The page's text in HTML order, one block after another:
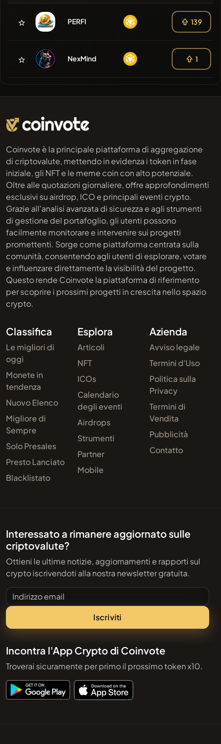
PERFI 139
NexMind 1
Coinvote è la principale piattaforma di aggregazione
di criptovalute, mettendo in evidenza i token in fase
iniziale, gli NFT e le meme coin con alto potenziale.
Oltre alle quotazioni giornaliere, offre approfondimenti
esclusivi su airdrop, ICO e principali eventi crypto.
Grazie all'analisi avanzata di sicurezza e agli strumenti
di gestione del portafoglio, gli utenti possono
facilmente monitorare e intervenire sui progetti
promettenti. Sorge come piattaforma centrata sulla
comunità, consentendo agli utenti di esplorare, votare
e influenzare direttamente la visibilità del progetto.
Questo rende Coinvote la piattaforma di riferimento
per scoprire i prossimi progetti in crescita nello spazio
crypto.
Classifica
Le migliori di
oggi
Monete in
tendenza
Nuovo Elenco
Migliore di
Sempre
Solo Presales
Presto Lanciato
Blacklistato
Esplora
Articoli
NFT
ICOs
Calendario
degli eventi
Airdrops
Strumenti
Partner
Mobile
Azienda
Avviso legale
Termini d'Uso
Politica sulla
Privacy
Termini di
Vendita
Pubblicità
Contatto
Interessato a rimanere aggiornato sulle
criptovalute?
Ottieni le ultime notizie, aggiornamenti e rapporti sul
crypto iscrivendoti alla nostra newsletter gratuita.
Indirizzo email
Iscriviti
Incontra l'App Crypto di Coinvote
Troverai sicuramente per primo il prossimo token x10.